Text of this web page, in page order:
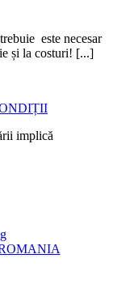
este necesar
și la costuri! [...]
implică